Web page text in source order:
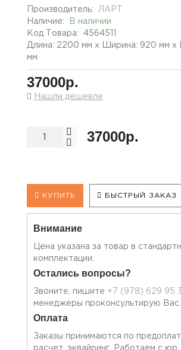
Производитель:
ЛАРТ
Наличие:
В наличии
Код Товара:
4564511
Длина: 2200 мм x Ширина: 920 мм x
мм
37000р.
Нашли дешевле
37000р.
КУПИТЬ БЫСТРЫЙ ЗАКАЗ
Внимание
Цена указана за товар в
комплектации.
Остались вопросы?
Звоните, пишите +7 (978) 629 95
менеджеры проконсультирую Вас.
Оплата
Заказы принимаются по
расчет, эквайринг. Работаем с юр.